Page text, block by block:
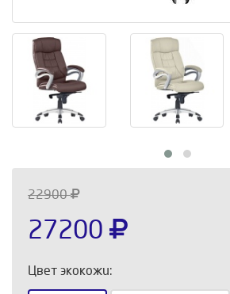
22900
27200
Цвет экокожи: